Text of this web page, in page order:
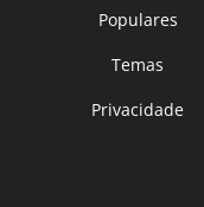
Populares
Temas
Privacidade